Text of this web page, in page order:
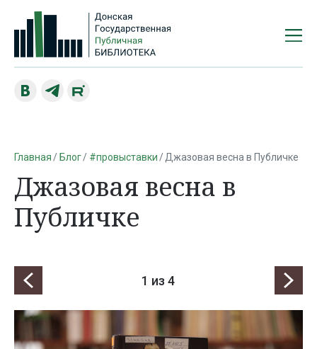
Главная Блог #провыставки Джазовая весна в Публичке
Джазовая весна в
Публичке
1 из 4